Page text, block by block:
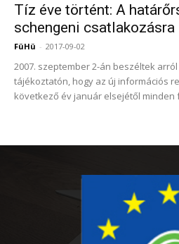
Tíz éve történt: A
schengeni csatlakozásra
FüHü - 2017-09-02
2007. szeptember 2-án beszéltek
tájékoztatón, hogy az új információs
következő év január elsejétől minden